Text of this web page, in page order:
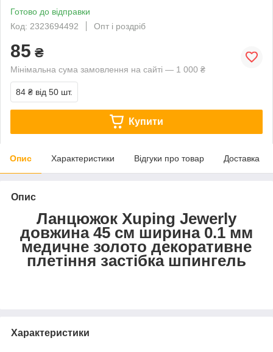
Готово до відправки
Код: 2323694492
Опт і роздріб
85 ₴
Мінімальна сума замовлення на сайті — 1 000 ₴
84 ₴ від 50 шт.
Купити
Опис Характеристики Відгуки про товар Доставка
Опис
Ланцюжок Xuping Jewerly
довжина 45 см ширина 0.1 мм
медичне золото декоративне
плетіння застібка шпингель
Характеристики